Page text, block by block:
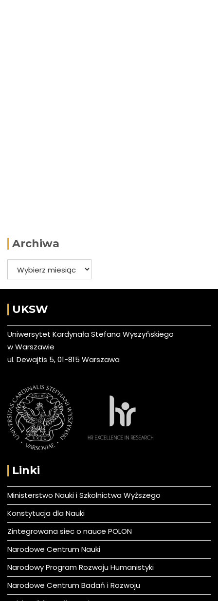
Archiwa
UKSW
Uniwersytet Kardynała Stefana Wyszyńskiego
w Warszawie
ul. Dewajtis 5, 01-815 Warszawa
Linki
Ministerstwo Nauki i Szkolnictwa Wyższego
Konstytucja dla Nauki
Zintegrowana siec o nauce POLON
Narodowe Centrum Nauki
Narodowy Program Rozwoju Humanistyki
Narodowe Centrum Badań i Rozwoju